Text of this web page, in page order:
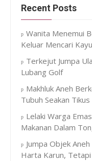
Recent Posts
Wanita Menemui
Keluar Mencari
Terkejut Jumpa
Lubang Golf
Makhluk Aneh
Tubuh Seakan
Lelaki Warga
Makanan Dalam
Jumpa Objek
Harta Karun,